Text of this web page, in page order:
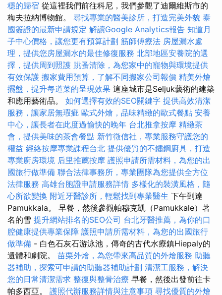
穩的歸宿 從這裡我們前往科尼，我們參觀了迪爾維斯市的
梅夫拉納博物館。 尋找專業的醫美診所，打造完美外貌 泰
國簽證的最新申請規定 解讀Google Analytics報告 知道月
子中心價格，讓您更有預算計劃 筋師傅療法 房屋漏水處
理，提供您房屋漏水的最佳修復服務 北部地區安養院的選
擇，提供周到照護 跳蚤清除，為您家中的寵物與環境提供
有效保護 搬家費用預算，了解不同搬家公司報價 精美外燴
擺盤，提升每道菜的呈現效果 這座城市是Seljuk藝術的建築
和應用藝術品。 如何選擇有效的SEO關鍵字 提供高效清潔
服務，讓家居無瑕疵 歐式外燴，品味精緻的歐式餐點 安養
中心，讓長者在此度過愉快的晚年 台北推拿按摩 精緻茶
會，提供美味的茶會餐點 新竹徵信社，專業服務守護您的
權益 經絡按摩專業課程台北 提供優質的不鏽鋼廚具，打造
專業廚房環境 后里推薦按摩 護照申請所需材料，為您的出
國旅行做準備 聯合法律事務所，專業團隊為您提供全方位
法律服務 高雄台胞證申請服務詳情 多樣化的裝潢風格，隨
心所欲變換 附近牙醫診所，輕鬆找到專業醫生 下午到達
Pamukkala。 早餐，然後參觀帕穆克凱（Pamukkale）著
名的雪 提升網站排名的SEO公司 台北牙醫推薦，為你的口
腔健康提供專業保障 護照申請所需材料，為您的出國旅行
做準備 - 白色石灰石游泳池，傳奇的古代水療鎮Hiepaly的
遺體和劇院。 苗栗外燴，為您帶來高品質的外燴服務 助聽
器補助，探索可申請的助聽器補助計劃 清潔工服務，解決
您的日常清潔需求 整復與整骨治療 早餐，然後出發前往卡
帕多西亞。 護照代辦服務詳情與注意事項 尋找優質的外燴